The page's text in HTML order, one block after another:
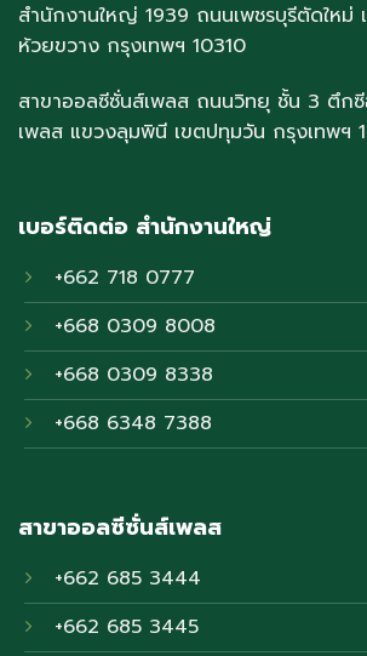
สำนักงานใหญ่ 1939 ถนนเพชรบุรีตัดใหม่
ห้วยขวาง กรุงเทพฯ 10310
สาขาออลซีซั่นส์เพลส ถนนวิทยุ ชั้น 3 ตึก
เพลส แขวงลุมพินี เขตปทุมวัน กรุงเทพฯ
เบอร์ติดต่อ สำนักงานใหญ่
+662 718 0777
+668 0309 8008
+668 0309 8338
+668 6348 7388
สาขาออลซีซั่นส์เพลส
+662 685 3444
+662 685 3445